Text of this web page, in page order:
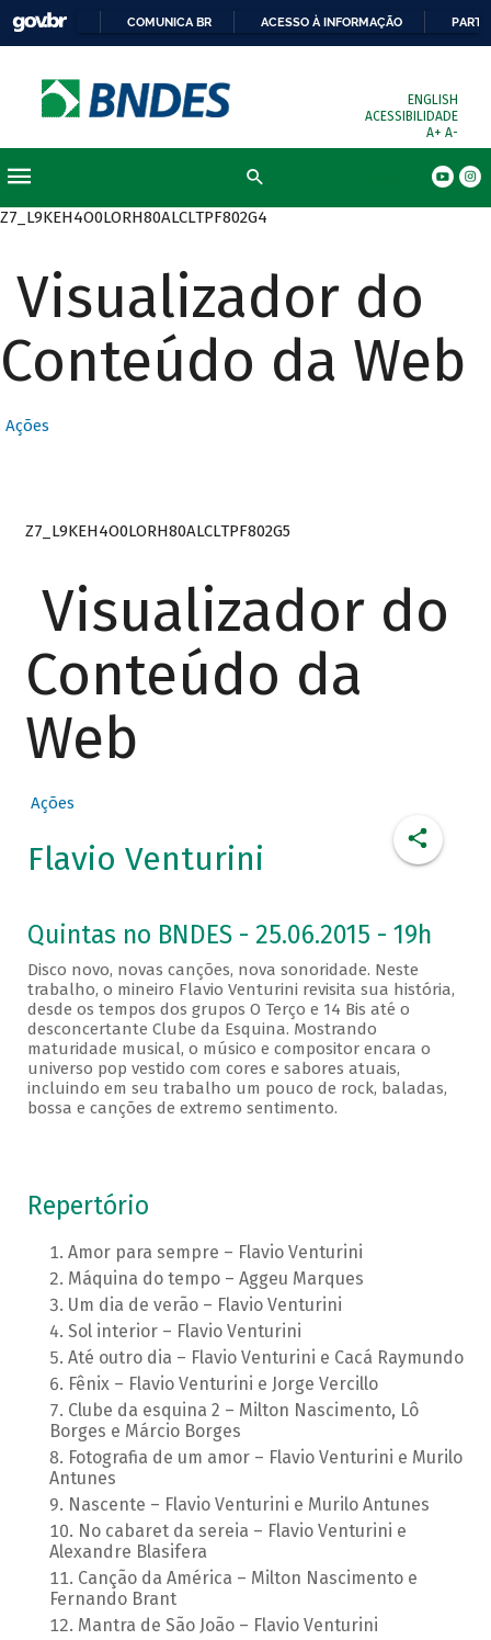
COMUNICA BR ACESSO À INFORMAÇÃO
ENGLISH
ACESSIBILIDADE
A+ A-
Z7_L9KEH4O0LORH80ALCLTPF802G4
Visualizador do
Conteúdo da Web
Ações
Z7_L9KEH4O0LORH80ALCLTPF802G5
Visualizador do
Conteúdo da
Web
Ações
Flavio Venturini
Quintas no BNDES - 25.06.2015 - 19h
Disco novo, novas canções, nova sonoridade. Neste
trabalho, o mineiro Flavio Venturini revisita sua história,
desde os tempos dos grupos O Terço e 14 Bis até o
desconcertante Clube da Esquina. Mostrando
maturidade musical, o músico e compositor encara o
universo pop vestido com cores e sabores atuais,
incluindo em seu trabalho um pouco de rock, baladas,
bossa e canções de extremo sentimento.
Repertório
Amor para sempre – Flavio Venturini
Máquina do tempo – Aggeu Marques
Um dia de verão – Flavio Venturini
Sol interior – Flavio Venturini
Até outro dia – Flavio Venturini e Cacá Raymundo
Fênix – Flavio Venturini e Jorge Vercillo
Clube da esquina 2 – Milton Nascimento, Lô
Borges e Márcio Borges
Fotografia de um amor – Flavio Venturini e Murilo
Antunes
Nascente – Flavio Venturini e Murilo Antunes
No cabaret da sereia – Flavio Venturini e
Alexandre Blasifera
Canção da América – Milton Nascimento e
Fernando Brant
Mantra de São João – Flavio Venturini